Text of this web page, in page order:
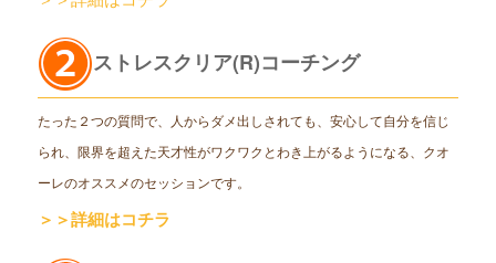
ストレスクリア(R)コーチング
たった２つの質問で、人からダメ出しされても、安心して自分を信じ
られ、限界を超えた天才性がワクワクとわき上がるようになる、クオ
ーレのオススメのセッションです。
＞＞詳細はコチラ